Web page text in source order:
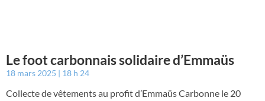
Le foot carbonnais solidaire d’Emmaüs
18 mars 2025 18 h 24
Collecte de vêtements au profit d’Emmaüs Carbonne le 20